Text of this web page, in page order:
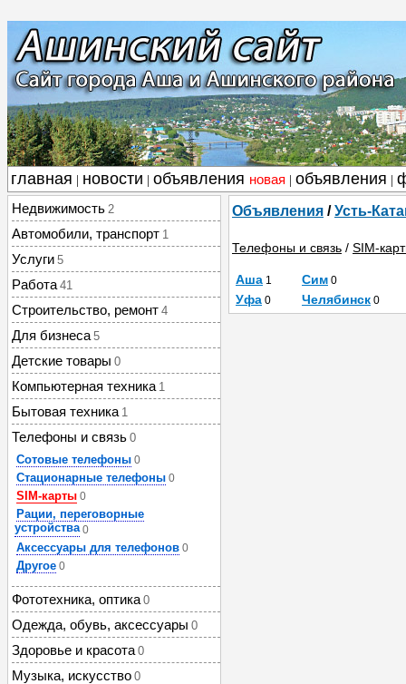
главная новости объявления новая объявления
Недвижимость 2
Автомобили, транспорт 1
Услуги 5
Работа 41
Строительство, ремонт 4
Для бизнеса 5
Детские товары 0
Компьютерная техника 1
Бытовая техника 1
Телефоны и связь 0
Сотовые телефоны 0
Стационарные телефоны 0
SIM-карты 0
Рации, переговорные
устройства 0
Аксессуары для телефонов 0
Другое 0
Фототехника, оптика 0
Одежда, обувь, аксессуары 0
Здоровье и красота 0
Музыка, искусство 0
Объявления /Усть-
Телефоны и связь / SIM-
Аша 1 Сим 0
Уфа 0 Челябинск 0